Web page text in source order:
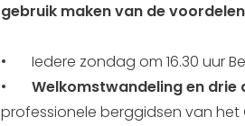
gebruik maken van de
• Iedere zondag om 16.30 uur
•Welkomstwandeling en
professionele berggidsen van het